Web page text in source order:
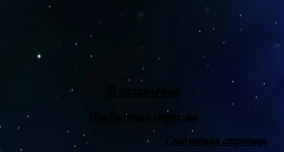
Предыдущая страница
Следующая страница